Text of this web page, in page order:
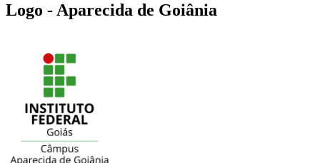
Logo - Aparecida de Goiânia